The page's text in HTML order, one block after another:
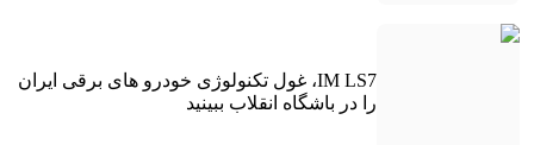
IM LS7، غول تکنولوژی خودرو های برقی ایران
را در باشگاه انقلاب ببینید